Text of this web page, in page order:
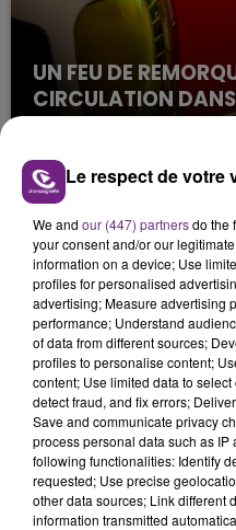
UN FEU DE
CIRCULATION
VENEZ FÊTER CE
L'ANNIVERSAIRE
Ce samedi 8 août sera
l'anniversaire du plus
Une fête est donc
conviés !
TITRES DIFFUSÉS
Le respect de votre
We and our (447) partnersdo the
your consent and/or our
information on a device; Use
profiles for personalised
advertising; Measure advertising
performance; Understand
of data from different sources;
profiles to personalise content;
content; Use limited data to
detect fraud, and fix errors;
Save and communicate privacy
process personal data such as
following functionalities: Identify
requested; Use precise
other data sources; Link different
information transmitted